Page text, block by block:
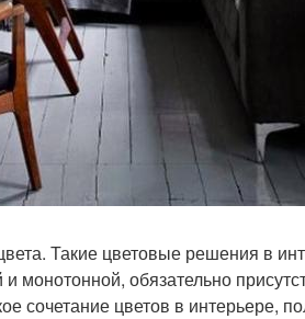
Такие цветовые решения в
монотонной, обязательно
сочетание цветов в интерьере,